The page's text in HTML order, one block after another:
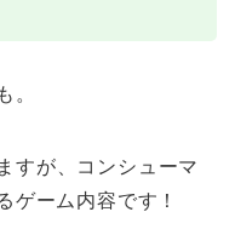
。
すが、コンシューマ
ゲーム内容です！